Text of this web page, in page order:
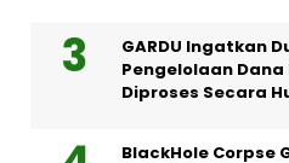
GARDU Ingatkan
Pengelolaan Dana
Diproses Secara
BlackHole Corpse